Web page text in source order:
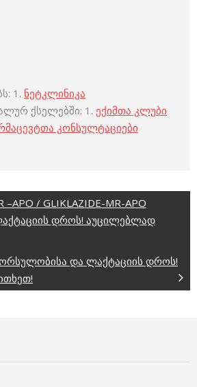
1. ნეტკლინიკა
ქსელებში: 1. ექიმთა კლუბი
კონსულტაციები
/ GLIKLAZIDE-MR-APO
დროს! აუცილებლად
და ლაქტაციის დროს!